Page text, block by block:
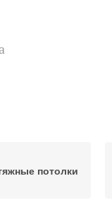
потолки